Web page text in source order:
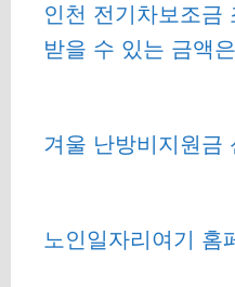
인천 전기차보조금
받을 수 있는 금액
겨울 난방비지원금
노인일자리여기 홈